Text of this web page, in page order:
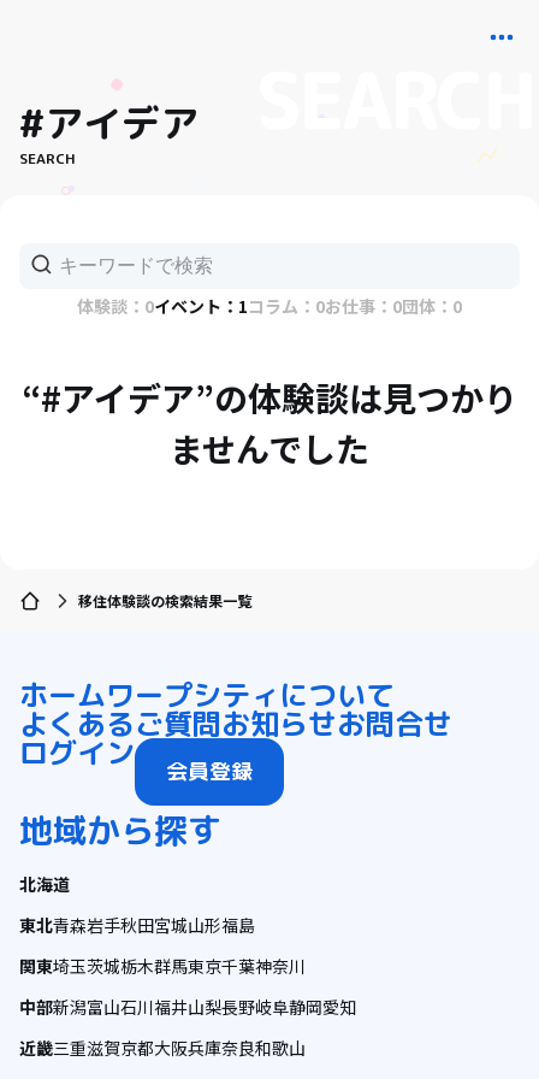
#アイデア
SEARCH
体験談：0イベント：1コラム：0お仕事：0団体：0
“#アイデア”の体験談は見つかり
ませんでした
移住体験談の検索結果一覧
ホームワープシティについて
よくあるご質問お知らせお問合せ
ログイン 会員登録
地域から探す
北海道
東北青森岩手秋田宮城山形福島
関東埼玉茨城栃木群馬東京千葉神奈川
中部新潟富山石川福井山梨長野岐阜静岡愛知
近畿三重滋賀京都大阪兵庫奈良和歌山